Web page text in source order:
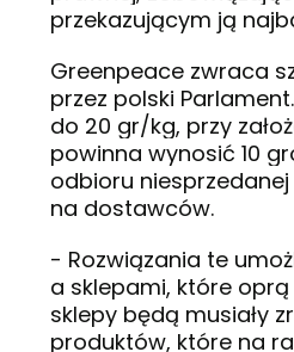
przekazującym ją
Greenpeace zwraca
przez polski
do 20 gr/kg, przy
powinna wynosić 10
odbioru
na dostawców.
- Rozwiązania te
a sklepami, które
sklepy będą musiały
produktów, które na